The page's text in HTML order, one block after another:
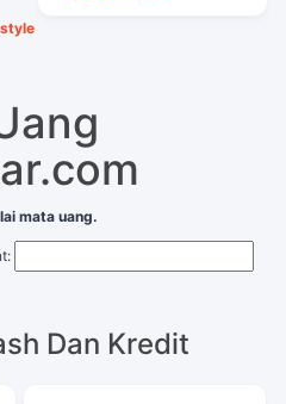
mata uang.
Dan Kredit